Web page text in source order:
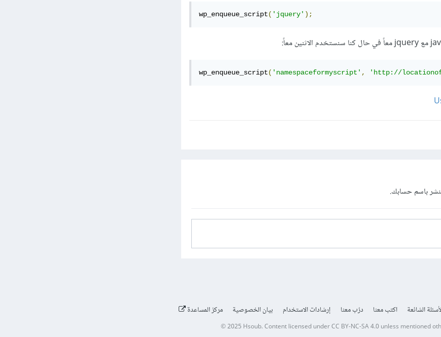
wp_enqueue_script( 'jquery' );
wp_enqueue_script( 'namespaceformyscript' , 'http://
باسم حسابك.
الشائعة اكتب معنا درّب معنا إرشادات الاستخدام بيان الخصوصية مركز المساعدة
© 2025 Hsoub.Content licensed underCC BY-NC-SA 4.0unless mentioned